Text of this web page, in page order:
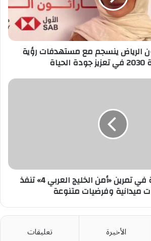
الرياض ينسجم مع مستهدفات رؤية
القوة السعودية في تمرين «أمن الخليج العربي 4» تنفذ
ميدانية وفرضيات متنوعة
الأخيرة تعليقات